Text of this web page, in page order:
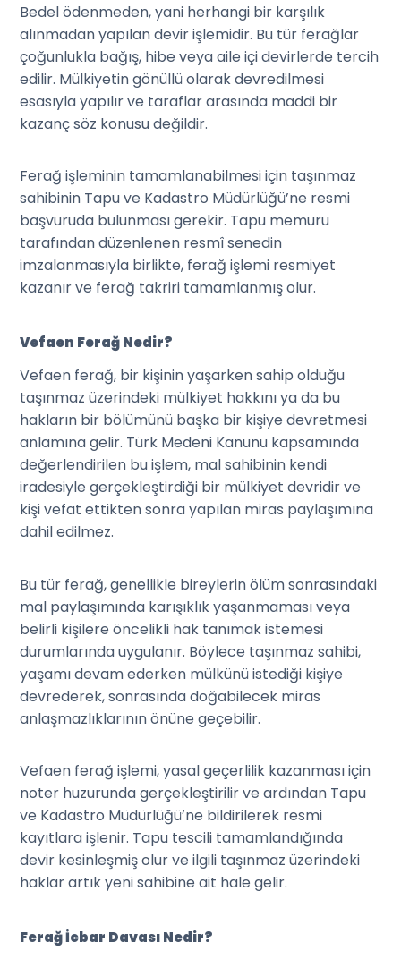
Bedel ödenmeden, yani herhangi bir karşılık
alınmadan yapılan devir işlemidir. Bu tür ferağlar
çoğunlukla bağış, hibe veya aile içi devirlerde tercih
edilir. Mülkiyetin gönüllü olarak devredilmesi
esasıyla yapılır ve taraflar arasında maddi bir
kazanç söz konusu değildir.
Ferağ işleminin tamamlanabilmesi için taşınmaz
sahibinin Tapu ve Kadastro Müdürlüğü’ne resmi
başvuruda bulunması gerekir. Tapu memuru
tarafından düzenlenen resmî senedin
imzalanmasıyla birlikte, ferağ işlemi resmiyet
kazanır ve ferağ takriri tamamlanmış olur.
Vefaen Ferağ Nedir?
Vefaen ferağ, bir kişinin yaşarken sahip olduğu
taşınmaz üzerindeki mülkiyet hakkını ya da bu
hakların bir bölümünü başka bir kişiye devretmesi
anlamına gelir. Türk Medeni Kanunu kapsamında
değerlendirilen bu işlem, mal sahibinin kendi
iradesiyle gerçekleştirdiği bir mülkiyet devridir ve
kişi vefat ettikten sonra yapılan miras paylaşımına
dahil edilmez.
Bu tür ferağ, genellikle bireylerin ölüm sonrasındaki
mal paylaşımında karışıklık yaşanmaması veya
belirli kişilere öncelikli hak tanımak istemesi
durumlarında uygulanır. Böylece taşınmaz sahibi,
yaşamı devam ederken mülkünü istediği kişiye
devrederek, sonrasında doğabilecek miras
anlaşmazlıklarının önüne geçebilir.
Vefaen ferağ işlemi, yasal geçerlilik kazanması için
noter huzurunda gerçekleştirilir ve ardından Tapu
ve Kadastro Müdürlüğü’ne bildirilerek resmi
kayıtlara işlenir. Tapu tescili tamamlandığında
devir kesinleşmiş olur ve ilgili taşınmaz üzerindeki
haklar artık yeni sahibine ait hale gelir.
Ferağ İcbar Davası Nedir?